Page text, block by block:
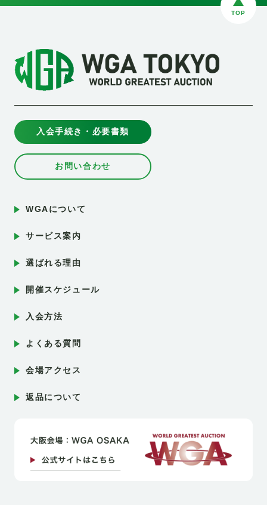
TOP
入会手続き・必要書類
お問い合わせ
WGAについて
サービス案内
選ばれる理由
開催スケジュール
入会方法
よくある質問
会場アクセス
返品について